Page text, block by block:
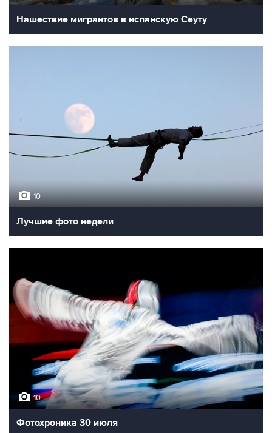
Нашествие мигрантов в испанскую Сеуту
10
Лучшие фото недели
10
Фотохроника 30 июля